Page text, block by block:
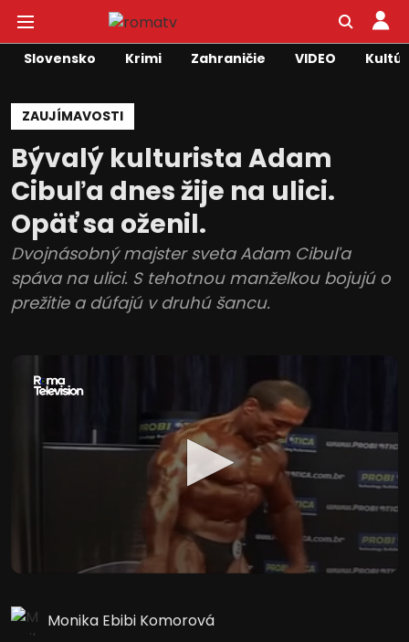
Slovensko Krimi Zahraničie VIDEO
ZAUJÍMAVOSTI
Bývalý kulturista Adam
Cibuľa dnes žije na ulici.
Opäť sa oženil.
Dvojnásobný majster sveta Adam Cibuľa
spáva na ulici. S tehotnou manželkou bojujú o
prežitie a dúfajú v druhú šancu.
Monika Ebibi Komorová